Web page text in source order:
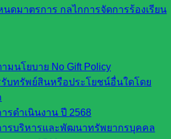
ดมาตรการ กลไกการจัดการร้องเรียน
มนโยบาย No Gift Policy
รับทรัพย์สินหรือประโยชน์อื่นใดโดย
รดำเนินงาน ปี 2568
ารบริหารและพัฒนาทรัพยากรบุคคล